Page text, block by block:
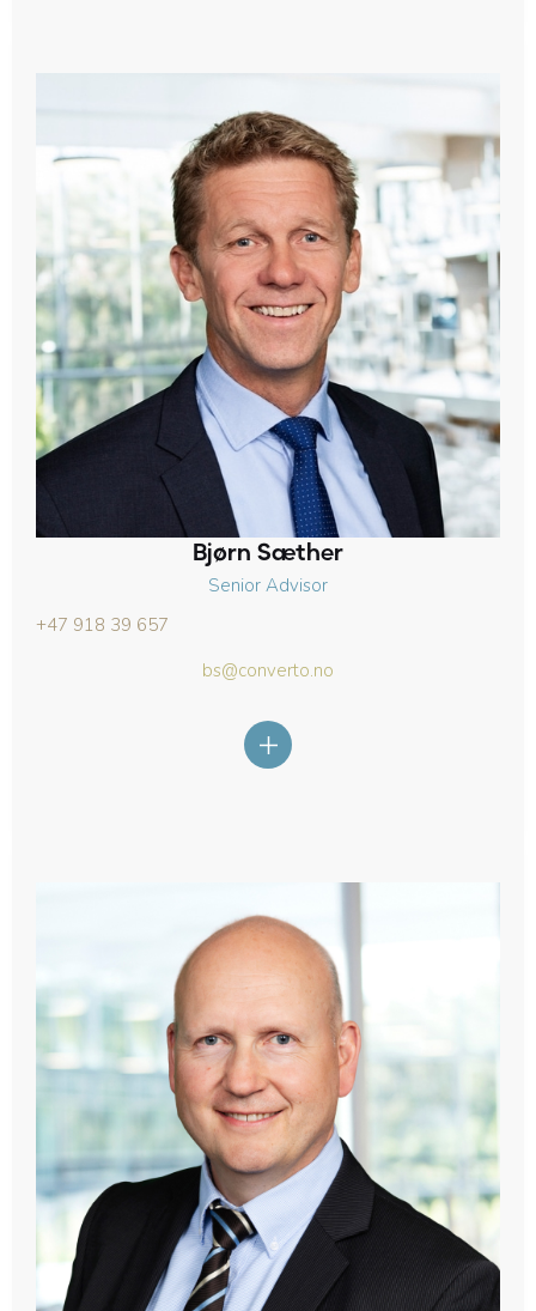
Bjørn Sæther
Senior Advisor
+47 918 39 657
bs@converto.no